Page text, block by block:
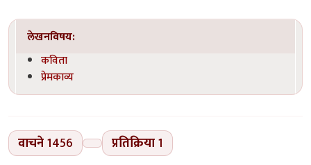
लेखनविषय:
कविता
प्रेमकाव्य
वाचने1456 प्रतिक्रिया1